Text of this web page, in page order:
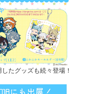
たグッズも続々登場！